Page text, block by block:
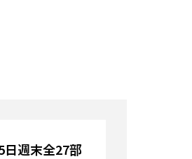
日週末全27部